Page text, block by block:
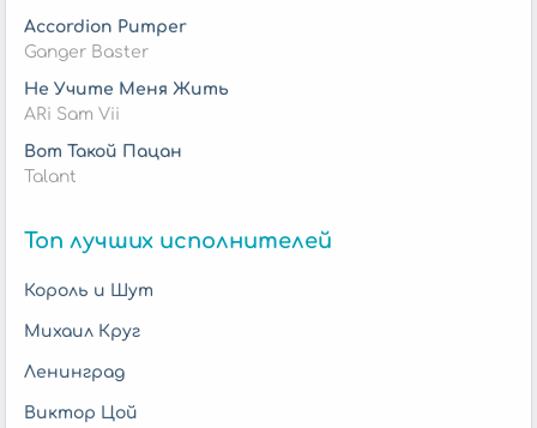
Accordion Pumper
Ganger Baster
Не Учите Меня Жить
ARi Sam Vii
Вот Такой Пацан
Talant
Топ лучших исполнителей
Король и Шут
Михаил Круг
Ленинград
Виктор Цой